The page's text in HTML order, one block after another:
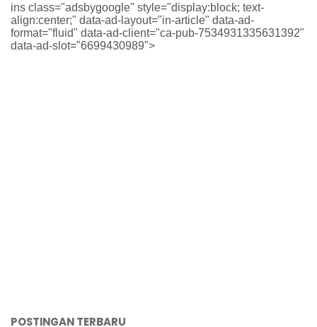
ins class="adsbygoogle" style="display:block; text-
align:center;" data-ad-layout="in-article" data-ad-
format="fluid" data-ad-client="ca-pub-7534931335631392"
data-ad-slot="6699430989">
POSTINGAN TERBARU